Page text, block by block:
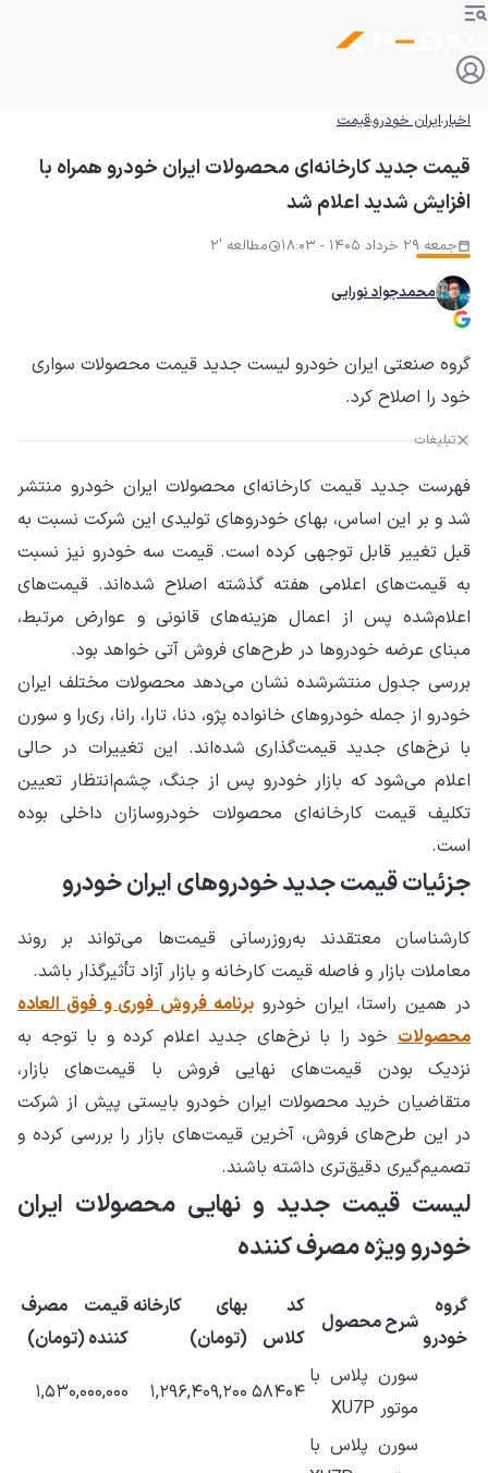
اخبارایران خودروقیمت
قیمت جدید کارخانه‌ای محصولات ایران خودرو همراه با
افزایش شدید اعلام شد
جمعه 29 خرداد 1405 - 18:03 مطالعه '2
محمدجواد نورایی
گروه صنعتی ایران خودرو لیست جدید قیمت محصولات سواری
خود را اصلاح کرد.
تبلیغات
فهرست جدید قیمت کارخانه‌ای محصولات ایران خودرو منتشر
شد و بر این اساس، بهای خودروهای تولیدی این شرکت نسبت به
قبل تغییر قابل توجهی کرده است. قیمت سه خودرو نیز نسبت
به قیمت‌های اعلامی هفته گذشته اصلاح شده‌اند. قیمت‌های
اعلام‌شده پس از اعمال هزینه‌های قانونی و عوارض مرتبط،
مبنای عرضه خودروها در طرح‌های فروش آتی خواهد بود.
بررسی جدول منتشرشده نشان می‌دهد محصولات مختلف ایران
خودرو از جمله خودروهای خانواده پژو، دنا، تارا، رانا، ری‌را و سورن
با نرخ‌های جدید قیمت‌گذاری شده‌اند. این تغییرات در حالی
اعلام می‌شود که بازار خودرو پس از جنگ، چشم‌انتظار تعیین
تکلیف قیمت کارخانه‌ای محصولات خودروسازان داخلی بوده
است.
جزئیات قیمت جدید خودروهای ایران خودرو
کارشناسان معتقدند به‌روزرسانی قیمت‌ها می‌تواند بر روند
معاملات بازار و فاصله قیمت کارخانه و بازار آزاد تأثیرگذار باشد.
در همین راستا، ایران خودرو برنامه فروش فوری و فوق العاده
محصولات خود را با نرخ‌های جدید اعلام کرده و با توجه به
نزدیک بودن قیمت‌های نهایی فروش با قیمت‌های بازار،
متقاضیان خرید محصولات ایران خودرو بایستی پیش از شرکت
در این طرح‌های فروش، آخرین قیمت‌های بازار را بررسی کرده و
تصمیم‌گیری دقیق‌تری داشته باشند.
لیست قیمت جدید و نهایی محصولات ایران
خودرو ویژه مصرف کننده
گروه
خودرو
شرح محصول
کد
کلاس
بهای کارخانه
(تومان)
قیمت مصرف
کننده (تومان)
سورن پلاس با
موتور XU7P
۵۸۴۰۴ ۱,۲۹۶,۴۰۹,۲۰۰ ۱,۵۳۰,۰۰۰,۰۰۰
سورن پلاس با